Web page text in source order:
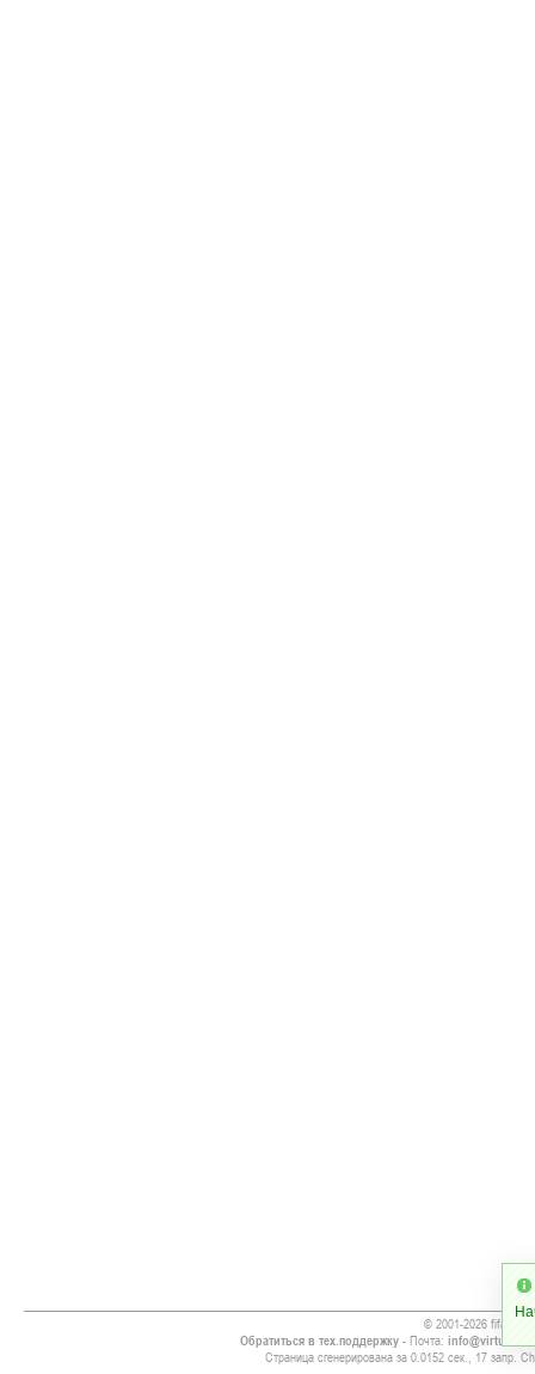
© 2001-2026 fifa13.ru
Обратиться в тех.поддержку- Почта:
Страница сгенерирована за 0.0152 сек., 17 запр.